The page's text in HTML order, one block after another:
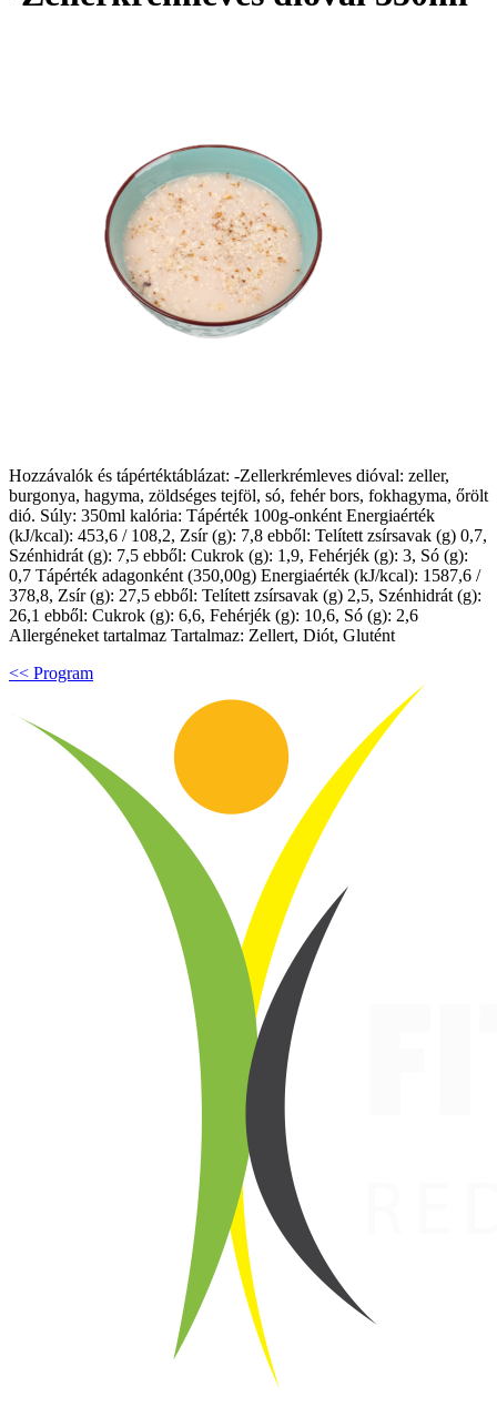
Hozzávalók és tápértéktáblázat: -Zellerkrémleves dióval: zeller,
burgonya, hagyma, zöldséges tejföl, só, fehér bors, fokhagyma, őrölt
dió. Súly: 350ml kalória: Tápérték 100g-onként Energiaérték
(kJ/kcal): 453,6 / 108,2, Zsír (g): 7,8 ebből: Telített zsírsavak (g) 0,7,
Szénhidrát (g): 7,5 ebből: Cukrok (g): 1,9, Fehérjék (g): 3, Só (g):
0,7 Tápérték adagonként (350,00g) Energiaérték (kJ/kcal): 1587,6 /
378,8, Zsír (g): 27,5 ebből: Telített zsírsavak (g) 2,5, Szénhidrát (g):
26,1 ebből: Cukrok (g): 6,6, Fehérjék (g): 10,6, Só (g): 2,6
Allergéneket tartalmaz Tartalmaz: Zellert, Diót, Glutént
<< Program